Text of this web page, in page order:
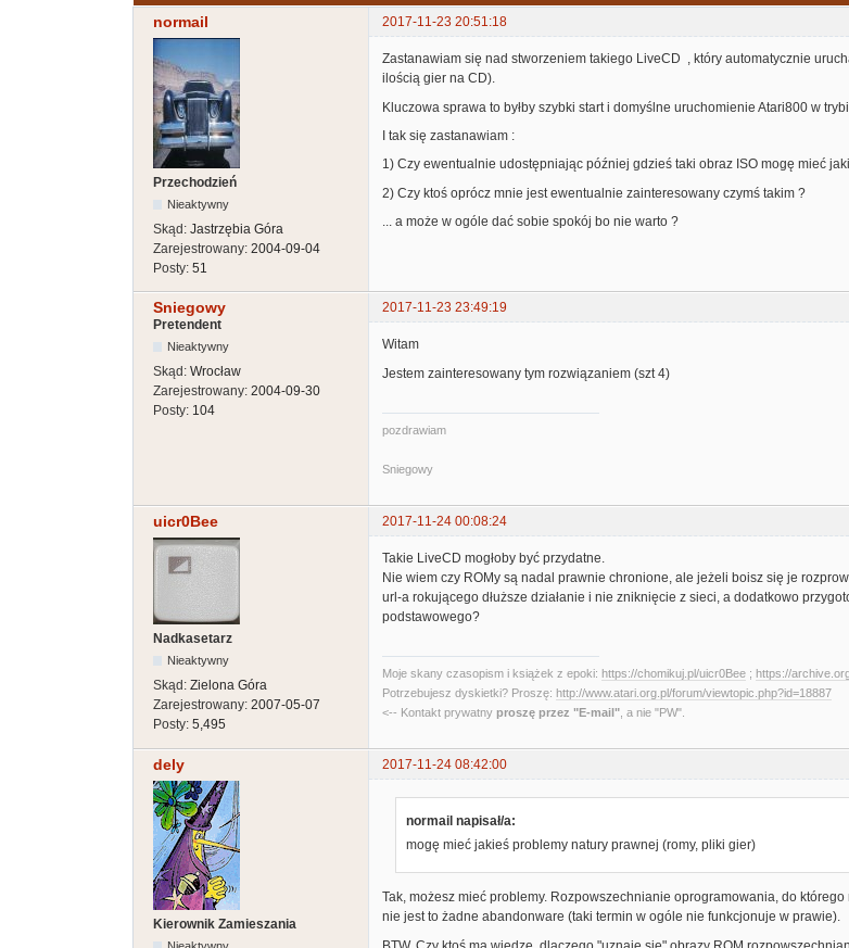
normail 2017-11-23 20:51:18
Przechodzień
Nieaktywny
Skąd: Jastrzębia Góra
Zarejestrowany: 2004-09-04
Posty: 51
Zastanawiam się nad stworzeniem takiego LiveCD , który automatycznie
ilością gier na CD).
Kluczowa sprawa to byłby szybki start i domyślne uruchomienie Atari800 w
I tak się zastanawiam :
1) Czy ewentualnie udostępniając później gdzieś taki obraz ISO mogę mieć
2) Czy ktoś oprócz mnie jest ewentualnie zainteresowany czymś takim ?
... a może w ogóle dać sobie spokój bo nie warto ?
Sniegowy
2017-11-23 23:49:19
Pretendent
Nieaktywny
Skąd: Wrocław
Zarejestrowany: 2004-09-30
Posty: 104
Witam
Jestem zainteresowany tym rozwiązaniem (szt 4)
pozdrawiam
Sniegowy
uicr0Bee 2017-11-24 00:08:24
Nadkasetarz
Nieaktywny
Skąd: Zielona Góra
Zarejestrowany: 2007-05-07
Posty: 5,495
Takie LiveCD mogłoby być przydatne.
Nie wiem czy ROMy są nadal prawnie chronione, ale jeżeli boisz się je
url-a rokującego dłuższe działanie i nie zniknięcie z sieci, a dodatkowo
podstawowego?
Moje skany czasopism i książek z epoki: https://chomikuj.pl/uicr0Bee ; https://
Potrzebujesz dyskietki? Proszę: http://www.atari.org.pl/forum/viewtopic.php?id=18887
<-- Kontakt prywatny proszę przez "E-mail" , a nie "PW".
dely 2017-11-24 08:42:00
Kierownik Zamieszania
normail napisał/a:
mogę mieć jakieś problemy natury prawnej (romy, pliki gier)
Tak, możesz mieć problemy. Rozpowszechnianie oprogramowania, do
nie jest to żadne abandonware (taki termin w ogóle nie funkcjonuje w prawie).